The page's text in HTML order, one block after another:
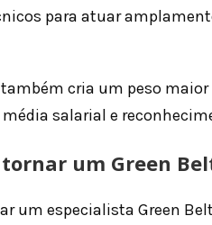
para atuar
cria um peso
média salarial e
tornar um Green
um especialista Green